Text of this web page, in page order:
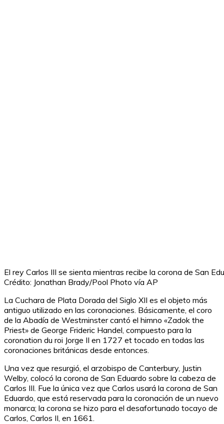
El rey Carlos III se sienta mientras recibe la corona de San
Crédito: Jonathan Brady/Pool Photo vía AP
La Cuchara de Plata Dorada del Siglo XII es el objeto más
antiguo utilizado en las coronaciones. Básicamente, el coro
de la Abadía de Westminster cantó el himno «Zadok the
Priest» de George Frideric Handel, compuesto para la
coronation du roi Jorge II en 1727 et tocado en todas las
coronaciones británicas desde entonces.
Una vez que resurgió, el arzobispo de Canterbury, Justin
Welby, colocó la corona de San Eduardo sobre la cabeza de
Carlos III. Fue la única vez que Carlos usará la corona de San
Eduardo, que está reservada para la coronación de un nuevo
monarca; la corona se hizo para el desafortunado tocayo de
Carlos, Carlos II, en 1661.